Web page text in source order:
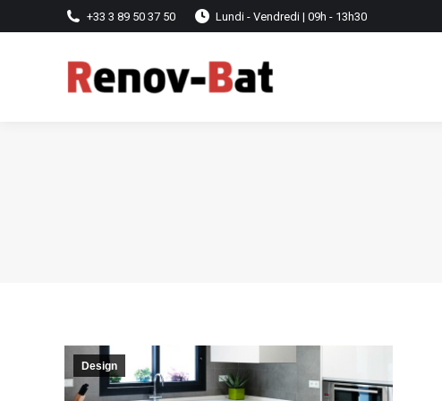
+33 3 89 50 37 50 Lundi - Vendredi | 09h - 13h30
Design